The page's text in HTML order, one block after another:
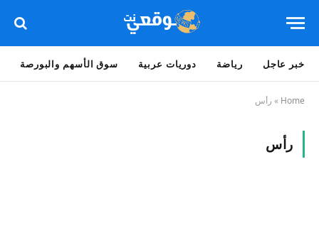
خبر عاجل رياضة دوريات عربية سوق الأسهم والبورصة
Home
» رأس
رأس